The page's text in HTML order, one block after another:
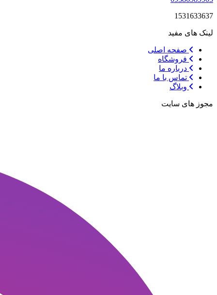
1531633637
لینک های مفید
صفحه اصلی
فروشگاه
درباره ما
تماس با ما
وبلاگ
مجوز های سایت